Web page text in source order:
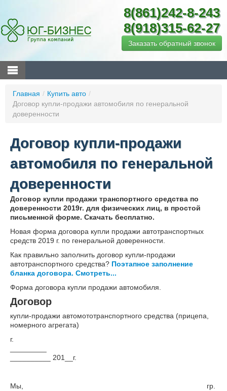
8(861)242-8-243
8(918)315-62-27
Заказать обратный звонок
Главная / Купить авто /
Договор купли-продажи автомобиля по генеральной
доверенности
Договор купли-продажи
автомобиля по генеральной
доверенности
Договор купли продажи транспортного средства по
доверенности 2019г. для физических лиц, в простой
письменной форме. Скачать бесплатно.
Новая форма договора купли продажи автотранспортных
средств 2019 г. по генеральной доверенности.
Как правильно заполнить договор купли-продажи
автотранспортного средства? Поэтапное заполнение
бланка договора. Смотреть...
Форма договора купли продажи автомобиля.
Договор
купли-продажи автомототранспортного средства (прицепа,
номерного агрегата)
г.
__________ 201__г.
Мы, гр.